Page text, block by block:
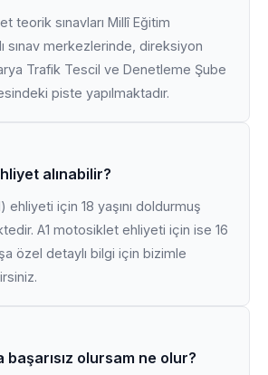
teorik sınavları Millî Eğitim
sınav merkezlerinde, direksiyon
Trafik Tescil ve Denetleme Şube
piste yapılmaktadır.
alınabilir?
ehliyeti için 18 yaşını doldurmuş
A1 motosiklet ehliyeti için ise 16
özel detaylı bilgi için bizimle
başarısız olursam ne olur?